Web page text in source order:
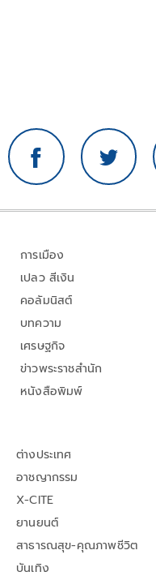
การเมือง
เปลว สีเงิน
คอลัมนิสต์
บทความ
เศรษฐกิจ
ข่าวพระราชสำนัก
หนังสือพิมพ์
ต่างประเทศ
อาชญากรรม
X-CITE
ยานยนต์
สาธารณสุข-คุณภาพชีวิต
บันเทิง